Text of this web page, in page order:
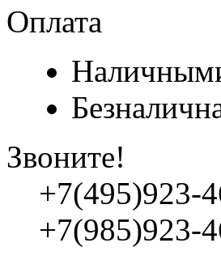
Оплата
Звоните!
+7(495)923-
+7(985)923-